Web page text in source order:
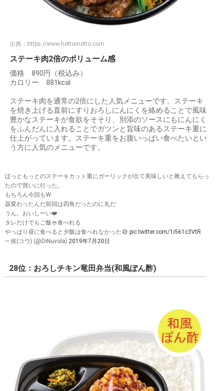
出典： https://www.hottomotto.com
ステーキ肉2倍のボリューム感
価格 890円（税込み）
カロリー 881kcal
ステーキ肉を通常の2倍にした人気メニューです。ステーキ
を焼き上げる直前にすりおろしにんにくを絡めることで風味
豊かなステーキが食欲をそそり、別添のソースにもにんにく
をふんだんに入れることでガツンと旨味のあるステーキ重に
仕上がっています。ステーキ重をお腹いっぱい食べたいとい
う方に人気のメニューです。
ほっともっとのステーキカット重にガーリックが出て美味しいと教えてもらっ
たので買いに行った。
もちろん今回もW
器変わったんだ前回は四角だったのに丸だ
うん。おいしーい❤️
タレだけでもご飯🍚食べれる
やっぱり昼に食べると夕飯は食べれなかった😅 pic.twitter.com/1i561c3VtR
— 侯(コウ) (@DiNuvola) 2019年7月20日
28位：おろしチキン竜田弁当(和風ぽん酢)